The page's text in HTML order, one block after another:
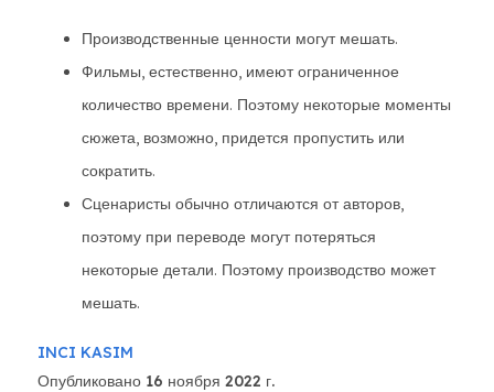
Производственные ценности могут мешать.
Фильмы, естественно, имеют ограниченное
количество времени. Поэтому некоторые моменты
сюжета, возможно, придется пропустить или
сократить.
Сценаристы обычно отличаются от авторов,
поэтому при переводе могут потеряться
некоторые детали. Поэтому производство может
мешать.
INCI KASIM
Опубликовано 16 ноября 2022 г.